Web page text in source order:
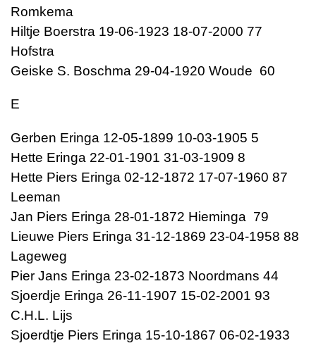
Romkema
Hiltje Boerstra 19-06-1923 18-07-2000 77
Hofstra
Geiske S. Boschma 29-04-1920 Woude 60
E
Gerben Eringa 12-05-1899 10-03-1905 5
Hette Eringa 22-01-1901 31-03-1909 8
Hette Piers Eringa 02-12-1872 17-07-1960 87
Leeman
Jan Piers Eringa 28-01-1872 Hieminga 79
Lieuwe Piers Eringa 31-12-1869 23-04-1958 88
Lageweg
Pier Jans Eringa 23-02-1873 Noordmans 44
Sjoerdje Eringa 26-11-1907 15-02-2001 93
C.H.L. Lijs
Sjoerdtje Piers Eringa 15-10-1867 06-02-1933